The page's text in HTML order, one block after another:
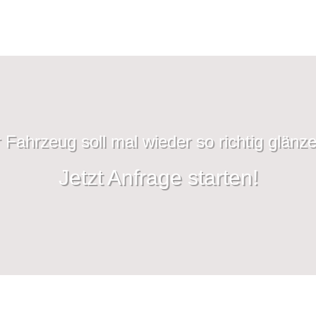
Fahrzeug soll mal wieder so richtig
Jetzt Anfrage starten!